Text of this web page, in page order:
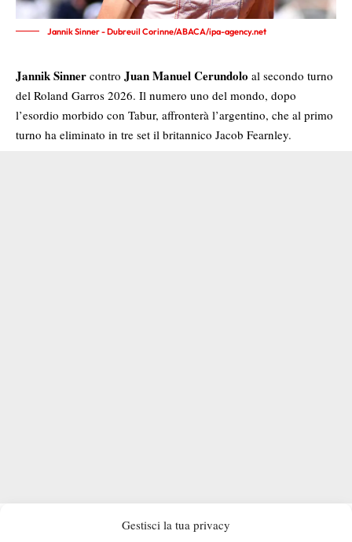
Gestisci la tua privacy
Jannik Sinner - Dubreuil Corinne/ABACA/ipa-agency.net
Jannik Sinner contro Juan Manuel Cerundolo al secondo turno
del Roland Garros 2026. Il numero uno del mondo, dopo
l’esordio morbido con Tabur, affronterà l’argentino, che al primo
turno ha eliminato in tre set il britannico Jacob Fearnley.
A CHE ORA SINNER-CERUNDOLO